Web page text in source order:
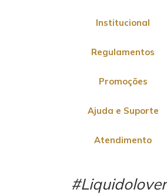
Institucional
Regulamentos
Promoções
Ajuda e Suporte
Atendimento
#Liquidolover